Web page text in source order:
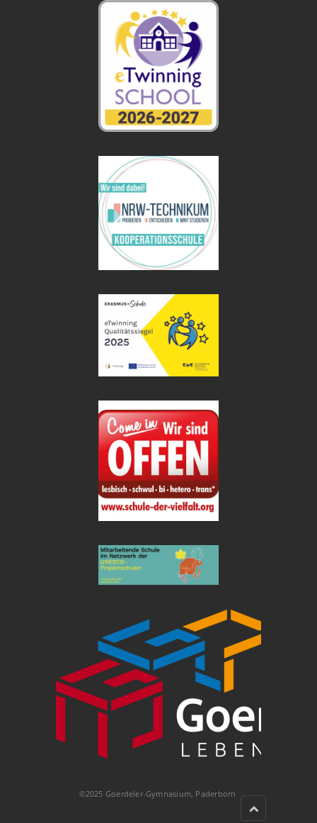
©2025 Goerdeler-Gymnasium, Paderborn